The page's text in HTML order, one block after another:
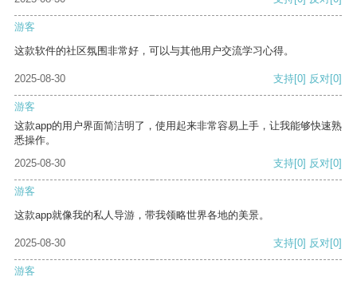
游客
这款软件的社区氛围非常好，可以与其他用户交流学习心得。
2025-08-30 支持[0] 反对[0]
游客
这款app的用户界面简洁明了，使用起来非常容易上手，让我能够快速熟
悉操作。
2025-08-30
支持[0] 反对[0]
游客
这款app就像我的私人导游，带我领略世界各地的美景。
2025-08-30 支持[0] 反对[0]
游客